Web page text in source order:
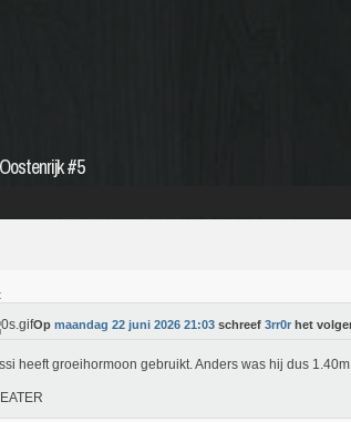
#5
Op maandag 22 juni 2026 21:03 schreef 3rr0r het
heeft groeihormoon gebruikt. Anders was hij dus